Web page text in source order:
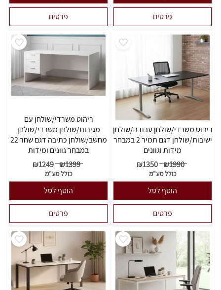
פרטים פרטים
ריהוט משרדי/שולחן עבודה/שולחן
ישיבות/שולחן דגם תמיר 2 במבחר
מידות וגוונים
₪1990
₪1350
כולל מע"מ
הוסף לסל
פרטים
ריהוט משרדי/שולחן עם
מגירות/שולחן משרדי/שולחן
מחשב/שולחן כתיבה דגם שחר 22
במבחר גוונים ומידות
₪1399
₪1249
כולל מע"מ
הוסף לסל
פרטים